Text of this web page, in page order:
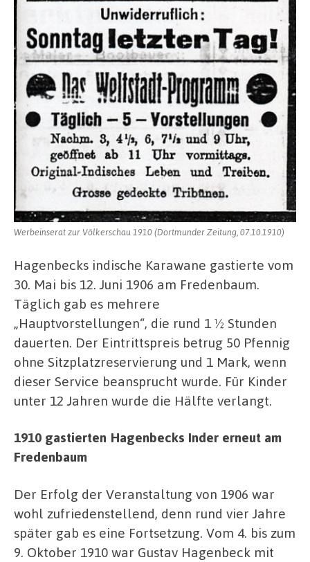
Werbeinserat zur Völkerschau 1910 (Dortmunder Zeitung, 07.10.1910)
Hagenbecks indische Karawane gastierte vom
30. Mai bis 12. Juni 1906 am Fredenbaum.
Täglich gab es mehrere
„Hauptvorstellungen“, die rund 1 ½ Stunden
dauerten. Der Eintrittspreis betrug 50 Pfennig
ohne Sitzplatzreservierung und 1 Mark, wenn
dieser Service beansprucht wurde. Für Kinder
unter 12 Jahren wurde die Hälfte verlangt.
1910 gastierten Hagenbecks Inder erneut am
Fredenbaum
Der Erfolg der Veranstaltung von 1906 war
wohl zufriedenstellend, denn rund vier Jahre
später gab es eine Fortsetzung. Vom 4. bis zum
9. Oktober 1910 war Gustav Hagenbeck mit